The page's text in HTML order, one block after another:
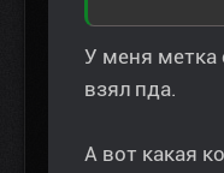
У меня метка
взял пда.
А вот какая